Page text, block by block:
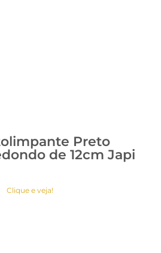
Preto
de 12cm Japi
Clique e veja!